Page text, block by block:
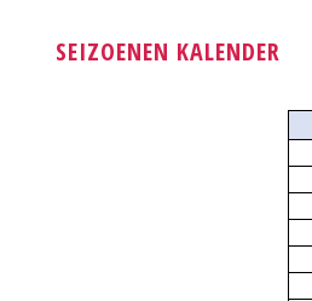
SEIZOENEN KALENDER